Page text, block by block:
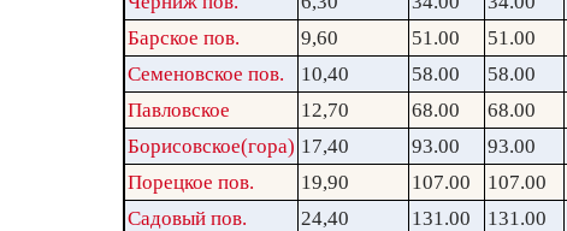
Барское пов.
9,60 51.00 51.00
Семеновское пов.
10,40 58.00 58.00
Павловское
12,70 68.00 68.00
Борисовское(гора) 17,40 93.00 93.00
Порецкое пов.
19,90 107.00 107.00
Садовый пов.
24,40 131.00 131.00